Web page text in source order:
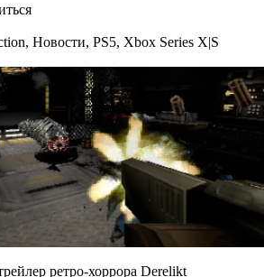
, Новости, PS5, Xbox Series X|S
ретро-хоррора Derelikt